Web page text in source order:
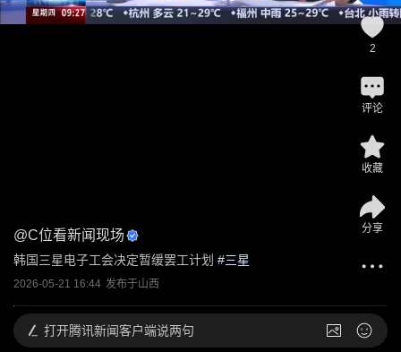
@C位看新闻现场
韩国三星电子工会决定暂缓罢工计划 #三星
2026-05-21 16:44 发布于山西
2
评论
收藏
分享
打开腾讯新闻客户端说两句